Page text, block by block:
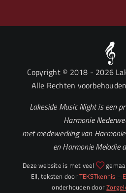
Copyright © 2018 - 2026
Alle Rechten
Lakeside Music Night is een
Harmonie
met medewerking van
en Harmonie Melodie
Deze website is met veel
Ell, teksten doorTEKSTkennis –
onderhouden door